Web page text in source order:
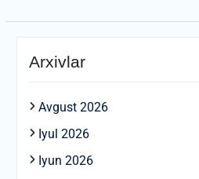
Arxivlar
Avgust 2026
Iyul 2026
Iyun 2026